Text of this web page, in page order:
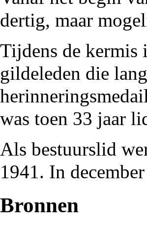
dertig, maar
Tijdens de kermis
gildeleden die
was toen 33 jaar
Als bestuurslid
1941. In
Bronnen